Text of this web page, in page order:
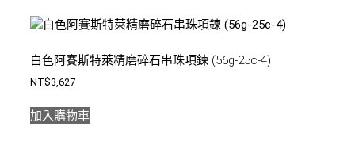
白色阿賽斯特萊精磨碎石串珠項鍊 (56g-25c-4)
NT$3,627
加入購物車